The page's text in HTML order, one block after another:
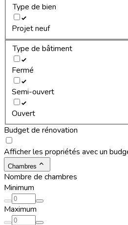
Type de bien
Projet neuf
Type de bâtiment
Fermé
Semi-ouvert
Ouvert
Budget de rénovation
Afficher les propriétés avec un
Chambres
Nombre de chambres
Minimum
Maximum